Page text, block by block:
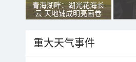
青海湖畔：湖光花海长
云 天地铺成明亮画卷
重大天气事件